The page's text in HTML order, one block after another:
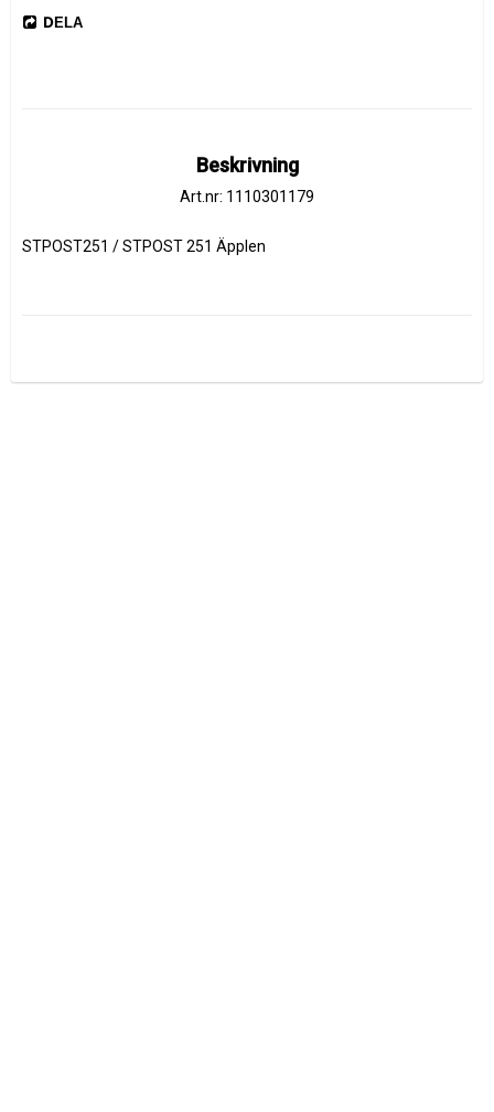
DELA
Beskrivning
Art.nr: 1110301179
STPOST251 / STPOST 251 Äpplen